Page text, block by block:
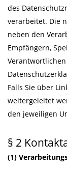
des
verarbeitet. Die
neben den
Empfängern,
Falls Sie über
weitergeleitet
den jeweiligen
§ 2
(1)